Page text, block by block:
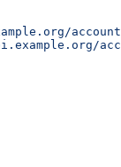
accounts/